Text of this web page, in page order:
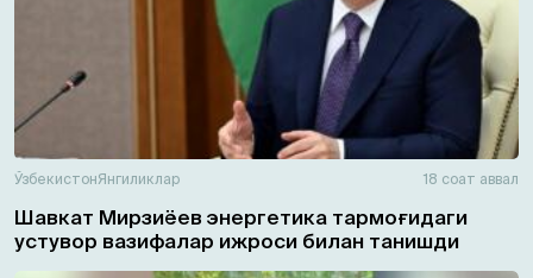
ЎзбекистонЯнгиликлар 18 соат аввал
Шавкат Мирзиёев энергетика тармоғидаги
устувор вазифалар ижроси билан танишди